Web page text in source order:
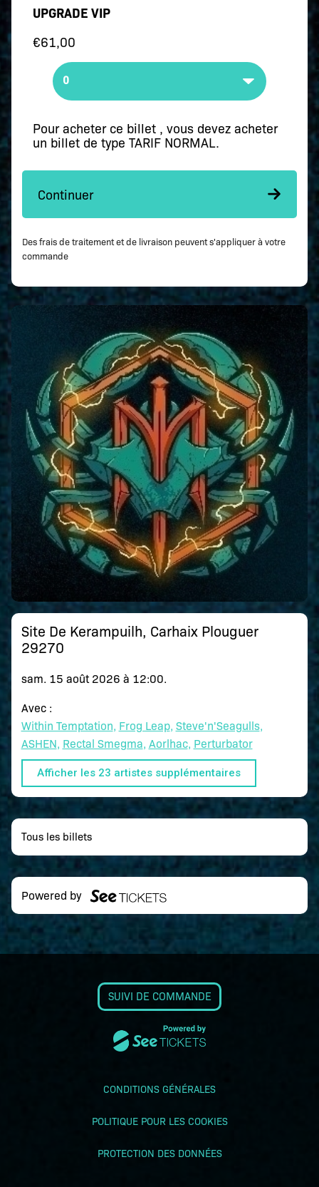
Site De Kerampuilh, Carhaix Plouguer
29270
sam. 15 août 2026 à 12:00.
Avec :
Within Temptation Frog Leap Steve'n'Seagulls
ASHEN Rectal Smegma Aorlhac Perturbator
Afficher les 23 artistes supplémentaires
Tous les billets
Powered by
UPGRADE VIP
€61,00
Pour acheter ce billet , vous devez acheter
un billet de type TARIF NORMAL.
Continuer
Des frais de traitement et de livraison peuvent s'appliquer à votre
commande
CONDITIONS GÉNÉRALES
POLITIQUE POUR LES COOKIES
PROTECTION DES DONNÉES
SUIVI DE COMMANDE